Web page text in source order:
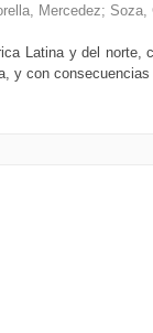
Mercedez; Soza,
Latina y del norte,
y con